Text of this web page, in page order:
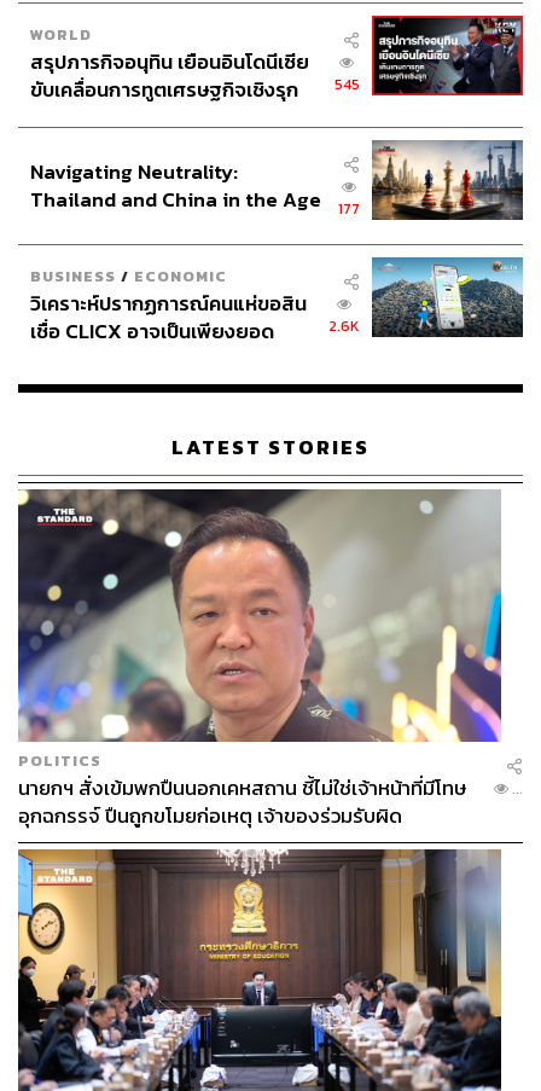
WORLD
สรุปภารกิจอนุทิน เยือนอินโดนีเซีย
ขับเคลื่อนการทูตเศรษฐกิจเชิงรุก
545
Navigating Neutrality:
Thailand and China in the Age
177
BUSINESS / ECONOMIC
วิเคราะห์ปรากฏการณ์คนแห่ขอสิน
เชื่อ CLICX อาจเป็นเพียงยอด
เรือนไทยที่ถูกซุกไว้
2.6K
LATEST STORIES
POLITICS
นายกฯ สั่งเข้มพกปืนนอกเคหสถาน ชี้ไม่ใช่เจ้าหน้าที่มีโทษ
อุกฉกรรจ์ ปืนถูกขโมยก่อเหตุ เจ้าของร่วมรับผิด
...